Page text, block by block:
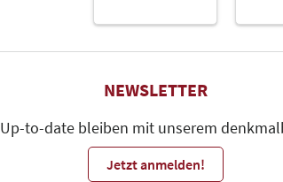
NEWSLETTER
Up-to-date bleiben mit unserem
Jetzt anmelden!